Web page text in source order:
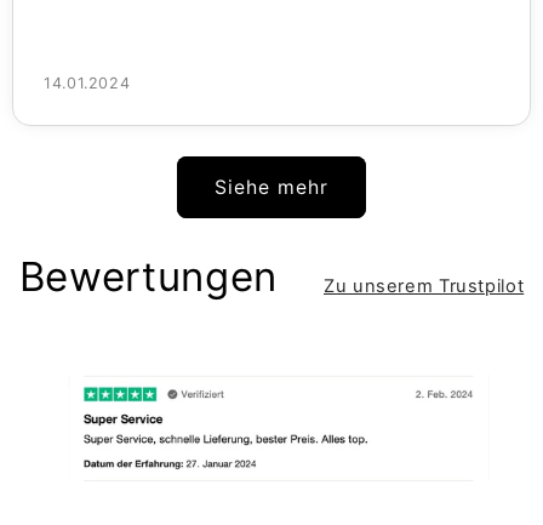
14.01.2024
Siehe mehr
Bewertungen Zu unserem Trustpilot